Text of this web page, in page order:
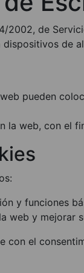
de
de
pueden
la web, con el
y funciones
web y mejorar
con el